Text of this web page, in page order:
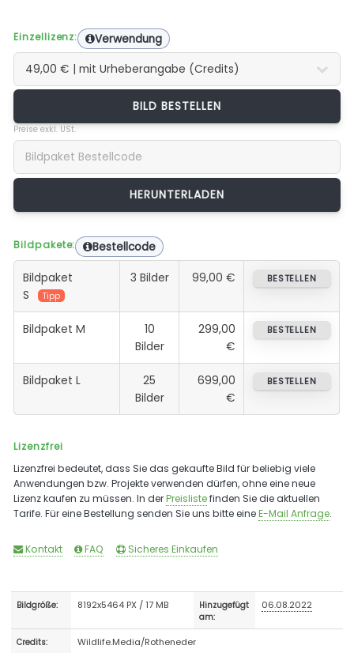
Einzellizenz: Verwendung
BILD BESTELLEN
Preise exkl. USt.
Bildpakete: Bestellcode
Bildpaket
S
Tipp
3 Bilder 99,00 € BESTELLEN
Bildpaket M
10
Bilder
299,00
€
BESTELLEN
Bildpaket L
25
Bilder
699,00
€
BESTELLEN
Lizenzfrei
Lizenzfrei bedeutet, dass Sie das gekaufte Bild für beliebig viele
Anwendungen bzw. Projekte verwenden dürfen, ohne eine neue
Lizenz kaufen zu müssen. In derPreislistefinden Sie die aktuellen
Tarife. Für eine Bestellung senden Sie uns bitte eineE-Mail Anfrage.
Kontakt FAQ Sicheres Einkaufen
Bildgröße: 8192x5464 PX / 17 MB
Hinzugefügt
am:
06.08.2022
Credits: Wildlife.Media/Rotheneder